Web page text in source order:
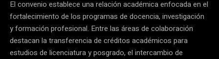
El convenio establece una relación académica enfocada en el
fortalecimiento de los programas de docencia, investigación
y formación profesional. Entre las áreas de colaboración
destacan la transferencia de créditos académicos para
estudios de licenciatura y posgrado, el intercambio de